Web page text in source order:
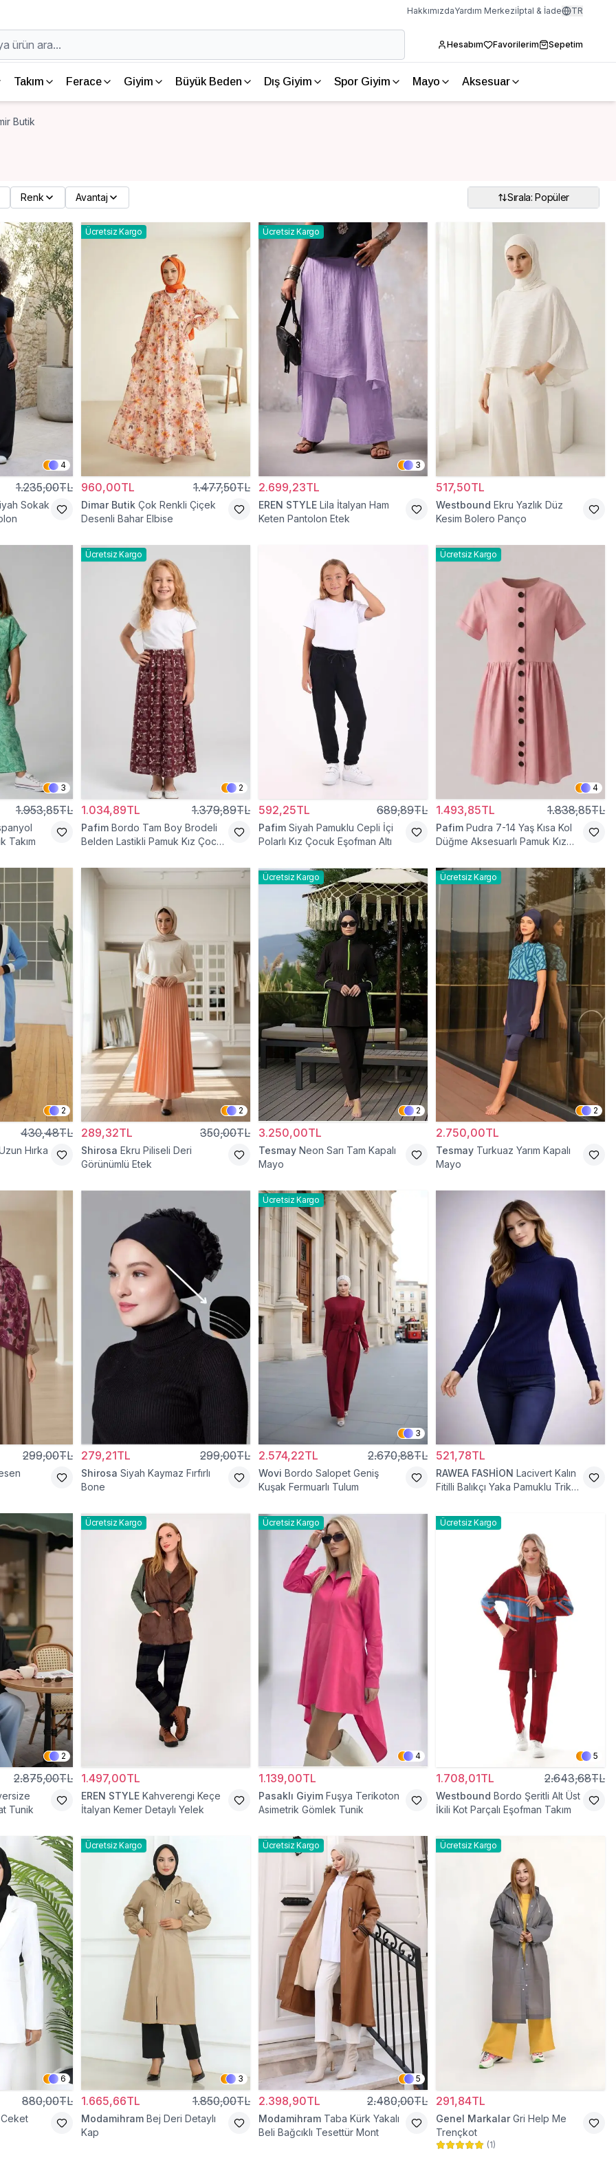
HakkımızdaYardım Merkeziİptal & İade TR
Hesabım Favorilerim Sepetim
Takım Ferace Giyim Büyük Beden Dış Giyim Spor Giyim Mayo Aksesuar
Butik
Renk Avantaj Sırala: Popüler
4
1.235,00TL
Sokak
Ücretsiz Kargo
960,00TL 1.477,50TL
Dimar Butik Çok Renkli Çiçek
Desenli Bahar Elbise
Ücretsiz Kargo
3
2.699,23TL
EREN STYLE Lila İtalyan Ham
Keten Pantolon Etek
517,50TL
Westbound Ekru Yazlık Düz
Kesim Bolero Panço
3
1.953,85TL
Takım
Ücretsiz Kargo
2
1.034,89TL 1.379,89TL
Pafim Bordo Tam Boy Brodeli
Belden Lastikli Pamuk Kız Çocuk
592,25TL 689,89TL
Pafim Siyah Pamuklu Cepli İçi
Polarlı Kız Çocuk Eşofman Altı
Ücretsiz Kargo
4
1.493,85TL 1.838,85TL
Pafim Pudra 7-14 Yaş Kısa Kol
Düğme Aksesuarlı Pamuk Kız
2
430,48TL
Hırka
2
289,32TL 350,00TL
Shirosa Ekru Piliseli Deri
Görünümlü Etek
Ücretsiz Kargo
2
3.250,00TL
Tesmay Neon Sarı Tam Kapalı
Mayo
Ücretsiz Kargo
2
2.750,00TL
Tesmay Turkuaz Yarım Kapalı
Mayo
299,00TL 279,21TL 299,00TL
Shirosa Siyah Kaymaz Fırfırlı
Bone
Ücretsiz Kargo
3
2.574,22TL 2.670,88TL
Wovi Bordo Salopet Geniş
Kuşak Fermuarlı Tulum
521,78TL
RAWEA FASHİON Lacivert Kalın
Fitilli Balıkçı Yaka Pamuklu Triko
2
2.875,00TL
Tunik
Ücretsiz Kargo
1.497,00TL
EREN STYLE Kahverengi Keçe
İtalyan Kemer Detaylı Yelek
Ücretsiz Kargo
4
1.139,00TL
Pasaklı Giyim Fuşya Terikoton
Asimetrik Gömlek Tunik
Ücretsiz Kargo
5
1.708,01TL 2.643,68TL
Westbound Bordo Şeritli Alt Üst
İkili Kot Parçalı Eşofman Takım
6
880,00TL
Ücretsiz Kargo
3
1.665,66TL 1.850,00TL
Modamihram Bej Deri Detaylı
Kap
Ücretsiz Kargo
5
2.398,90TL 2.480,00TL
Modamihram Taba Kürk Yakalı
Beli Bağcıklı Tesettür Mont
Ücretsiz Kargo
291,84TL
Genel Markalar Gri Help Me
Trençkot
(1)